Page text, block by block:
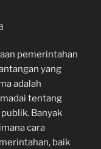
pemerintahan
yang
adalah
tentang
Banyak
cara
baik